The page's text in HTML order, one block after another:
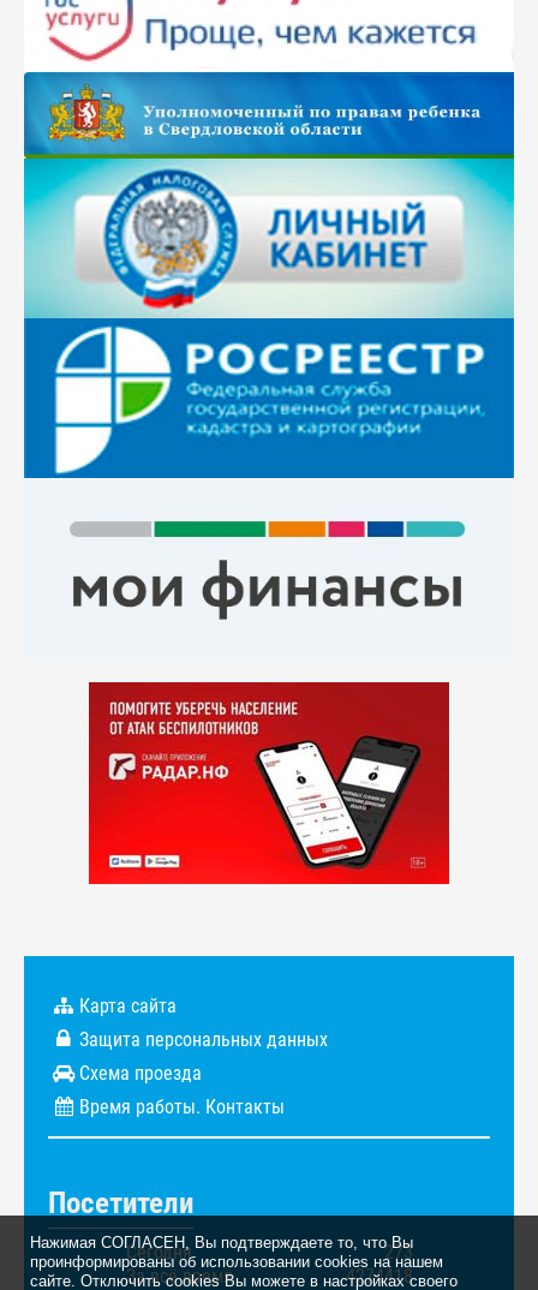
Нажимая СОГЛАСЕН, Вы подтверждаете то, что Вы
проинформированы об использовании cookies на нашем
сайте. Отключить cookies Вы можете в настройках своего
Карта сайта
Защита персональных данных
Схема проезда
Время работы. Контакты
Посетители
Сегодня
273
За всё время
4274418